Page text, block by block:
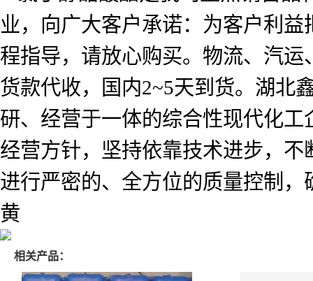
业，向广大客户承诺：为客户利
程指导，请放心购买。物流、汽
货款代收，国内2~5天到货。湖北
研、经营于一体的综合性现代化
经营方针，坚持依靠技术进步，
进行严密的、全方位的质量控制
黄
相关产品：